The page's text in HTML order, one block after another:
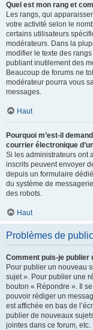
Quel est mon rang et
Les rangs, qui
votre activité selon le
certains utilisateurs
modérateurs. Dans la
modifier le texte des
publiant inutilement des
Beaucoup de forums ne
modérateur pourra vous
messages.
Haut
Pourquoi m’est-il
courrier électronique
Si les administrateurs ont
inscrits peuvent envoyer
depuis un formulaire
du système de
des robots.
Haut
Problèmes de
Comment puis-je publier
Pour publier un nouveau
sujet ». Pour publier une
bouton « Répondre ». Il
pouvoir rédiger un
est affichée en bas de
publier de nouveaux
jointes dans ce forum, etc.